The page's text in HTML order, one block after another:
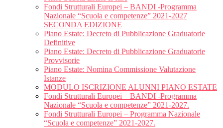
Fondi Strutturali Europei – BANDI -Programma
Nazionale “Scuola e competenze” 2021-2027
SECONDA EDIZIONE
Piano Estate: Decreto di Pubblicazione Graduatorie
Definitive
Piano Estate: Decreto di Pubblicazione Graduatorie
Provvisorie
Piano Estate: Nomina Commissione Valutazione
Istanze
MODULO ISCRIZIONE ALUNNI PIANO ESTATE
Fondi Strutturali Europei – BANDI -Programma
Nazionale “Scuola e competenze” 2021-2027.
Fondi Strutturali Europei – Programma Nazionale
“Scuola e competenze” 2021-2027.